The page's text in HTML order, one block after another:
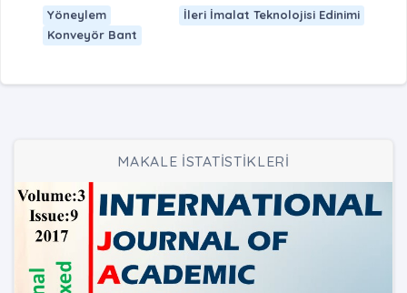
Yöneylem
İleri İmalat Teknolojisi Edinimi
Konveyör Bant
MAKALE İSTATİSTİKLERİ